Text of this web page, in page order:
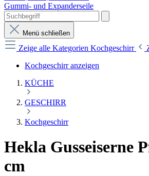
Gummi- und Expanderseile
Menü schließen
Zeige alle Kategorien Kochgeschirr
Kochgeschirr anzeigen
KÜCHE
GESCHIRR
Kochgeschirr
Hekla Gusseiserne
cm